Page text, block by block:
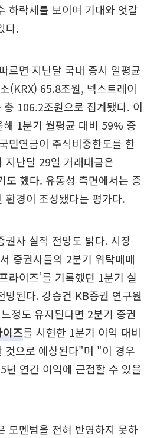
하락세를 보이며 기대와 엇갈
다.
르면 지난달 국내 증시 일평균
(KRX) 65.8조원, 넥스트레이
106.2조원으로 집계됐다. 이
1분기 월평균 대비 59% 증
민연금이 주식비중한도를 한
지난달 29일 거래대금은
도 했다. 유동성 측면에서는 증
환경이 조성됐다는 평가다.
권사 실적 전망도 밝다. 시장
증권사들의 2분기 위탁매매
라이즈’를 기록했던 1분기 실
망된다. 강승건 KB증권 연구원
정도 유지된다면 2분기 증권
즈를 시현한 1분기 이익 대비
것으로 예상된다"며 "이 경우
년 연간 이익에 근접할 수 있을
모멘텀을 전혀 반영하지 못하